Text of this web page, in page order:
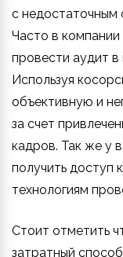
с недостаточным
Часто в
провести аудит
Используя
объективную и
за счет
кадров. Так же у
получить доступ
технологиям
Стоит отметить
затратный